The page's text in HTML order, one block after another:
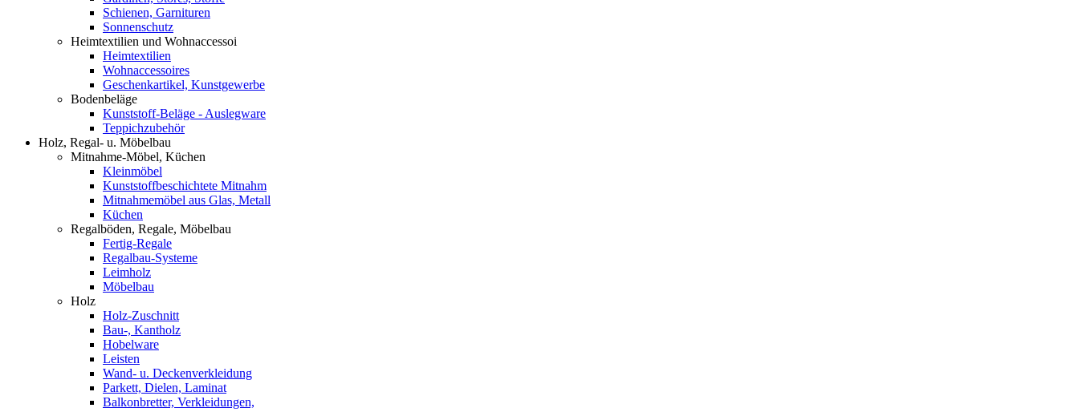
Schienen, Garnituren
Sonnenschutz
Heimtextilien und Wohnaccessoi
Heimtextilien
Wohnaccessoires
Geschenkartikel, Kunstgewerbe
Bodenbeläge
Kunststoff-Beläge - Auslegware
Teppichzubehör
Holz, Regal- u. Möbelbau
Mitnahme-Möbel, Küchen
Kleinmöbel
Kunststoffbeschichtete Mitnahm
Mitnahmemöbel aus Glas, Metall
Küchen
Regalböden, Regale, Möbelbau
Fertig-Regale
Regalbau-Systeme
Leimholz
Möbelbau
Holz
Holz-Zuschnitt
Bau-, Kantholz
Hobelware
Leisten
Wand- u. Deckenverkleidung
Parkett, Dielen, Laminat
Balkonbretter, Verkleidungen,